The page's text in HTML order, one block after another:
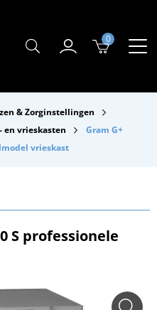
0
& Zorginstellingen
en vrieskasten
Gram G+
vrieskast
S professionele